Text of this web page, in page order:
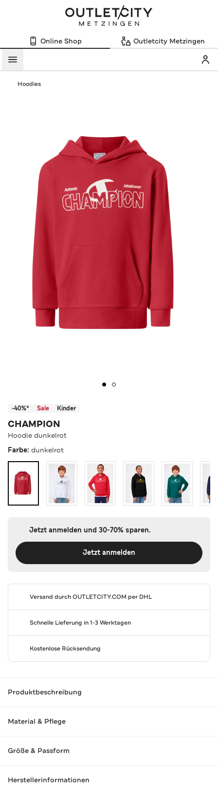
Online Shop Outletcity Metzingen
Menü
Hoodies
-40%* Sale Kinder
CHAMPION
Hoodie dunkelrot
Farbe: dunkelrot
Jetzt anmelden und 30-70% sparen.
Jetzt anmelden
Versand durchOUTLETCITY.COM per DHL
Schnelle Lieferung in 1-3 Werktagen
Kostenlose Rücksendung
Produktbeschreibung
Material & Pflege
Größe & Passform
Herstellerinformationen